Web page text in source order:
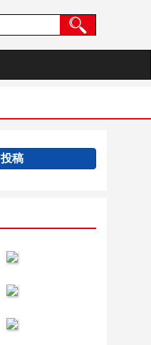
投稿